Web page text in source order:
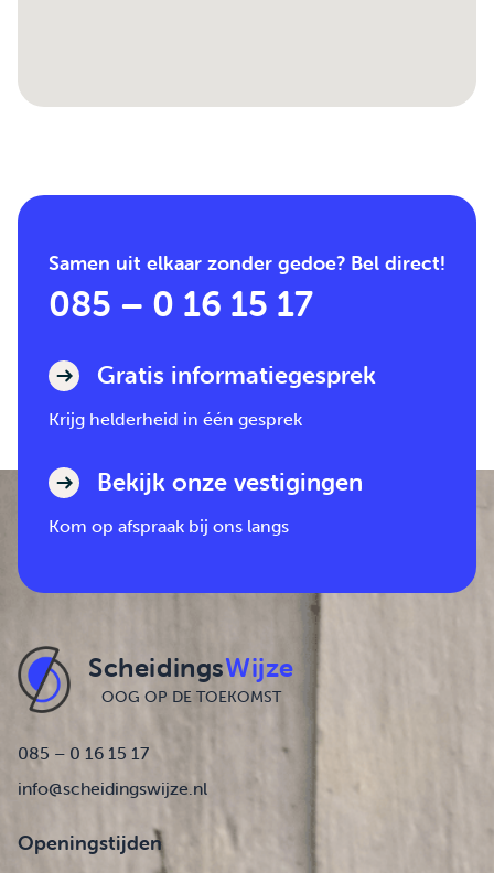
Samen uit elkaar zonder gedoe? Bel direct!
085 – 0 16 15 17
Gratis informatiegesprek
Krijg helderheid in één gesprek
Bekijk onze vestigingen
Kom op afspraak bij ons langs
ScheidingsWijze
OOG OP DE TOEKOMST
085 – 0 16 15 17
info@scheidingswijze.nl
Openingstijden